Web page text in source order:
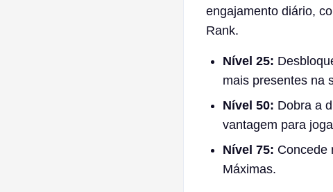
engajamento diário,
Rank.
Nível 25:
mais presentes na
Nível 50: Dobra a
vantagem para
Nível 75: Concede
Máximas.